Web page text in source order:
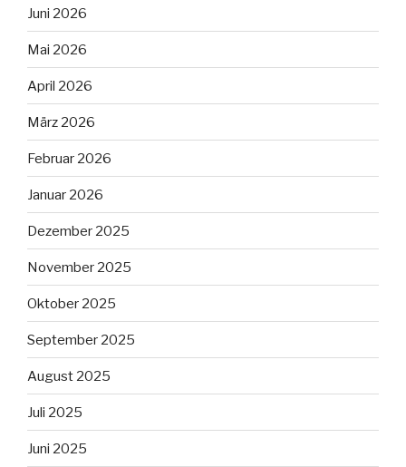
Juni 2026
Mai 2026
April 2026
März 2026
Februar 2026
Januar 2026
Dezember 2025
November 2025
Oktober 2025
September 2025
August 2025
Juli 2025
Juni 2025